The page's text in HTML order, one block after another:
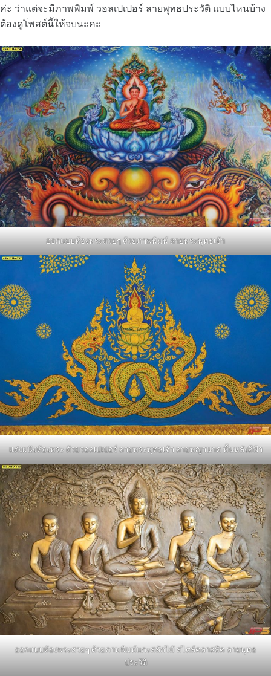
ค่ะ ว่าแต่จะมีภาพพิมพ์ วอลเปเปอร์ ลายพุทธประวัติ แบบไหนบ้าง
ต้องดูโพสต์นี้ให้จบนะคะ
ออกแบบห้องพระสวยๆ ด้วยภาพพิมพ์ ลายพระพุทธเจ้า
แต่งผนังห้องพระ ด้วยวอลเปเปอร์ ลายพระพุทธเจ้า ลายพญานาค พื้นหลังสีฟ้า
ออกแบบห้องพระสวยๆ ด้วยภาพพิมพ์แกะสลักไม้ สไตล์คลาสสิค ลายพุทธ
ประวัติ